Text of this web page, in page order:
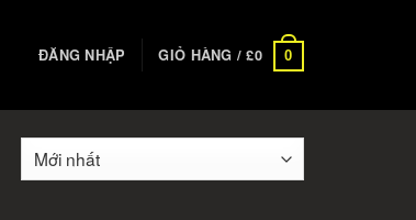
ĐĂNG NHẬP GIỎ HÀNG /£0 0